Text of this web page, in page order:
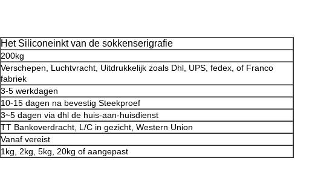
Het Siliconeinkt van de sokkenserigrafie
200kg
Verschepen, Luchtvracht, Uitdrukkelijk zoals Dhl, UPS, fedex, of Franco
fabriek
3-5 werkdagen
10-15 dagen na bevestig Steekproef
3~5 dagen via dhl de huis-aan-huisdienst
TT Bankoverdracht, L/C in gezicht, Western Union
Vanaf vereist
1kg, 2kg, 5kg, 20kg of aangepast